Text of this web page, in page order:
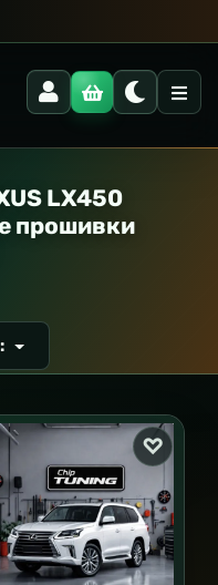
LX450
прошивки